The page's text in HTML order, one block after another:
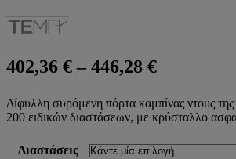
402,36 € – 446,28 €Price
402,36 €
through
446,28 €
Δίφυλλη συρόμενη πόρτα καμπίνας ντους
200 ειδικών διαστάσεων, με κρύσταλλο
Διαστάσεις